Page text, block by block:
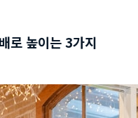
로 높이는 3가지